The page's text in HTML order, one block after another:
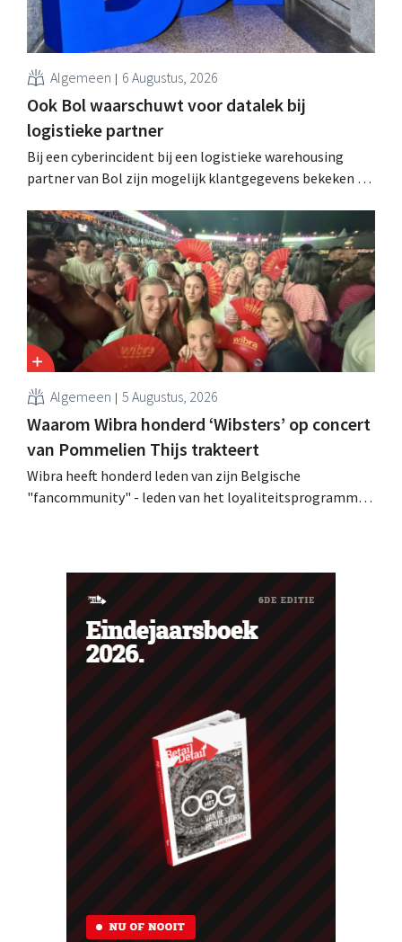
Algemeen 6 Augustus, 2026
Ook Bol waarschuwt voor datalek bij
logistieke partner
Bij een cyberincident bij een logistieke warehousing
partner van Bol zijn mogelijk klantgegevens bekeken of
waarvoor de Bijenkorf ook al waarschuwde.
Algemeen 5 Augustus, 2026
Waarom Wibra honderd ‘Wibsters’ op concert
van Pommelien Thijs trakteert
Wibra heeft honderd leden van zijn Belgische
"fancommunity" - leden van het loyaliteitsprogramma -
uitbouwen.